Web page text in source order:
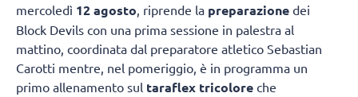
mercoledì 12 agosto , riprende la preparazione dei
Block Devils con una prima sessione in palestra al
mattino, coordinata dal preparatore atletico Sebastian
Carotti mentre, nel pomeriggio, è in programma un
primo allenamento sul taraflex tricolore che